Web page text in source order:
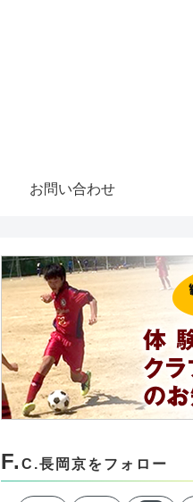
お問い合わせ
F. C.長岡京をフォロー